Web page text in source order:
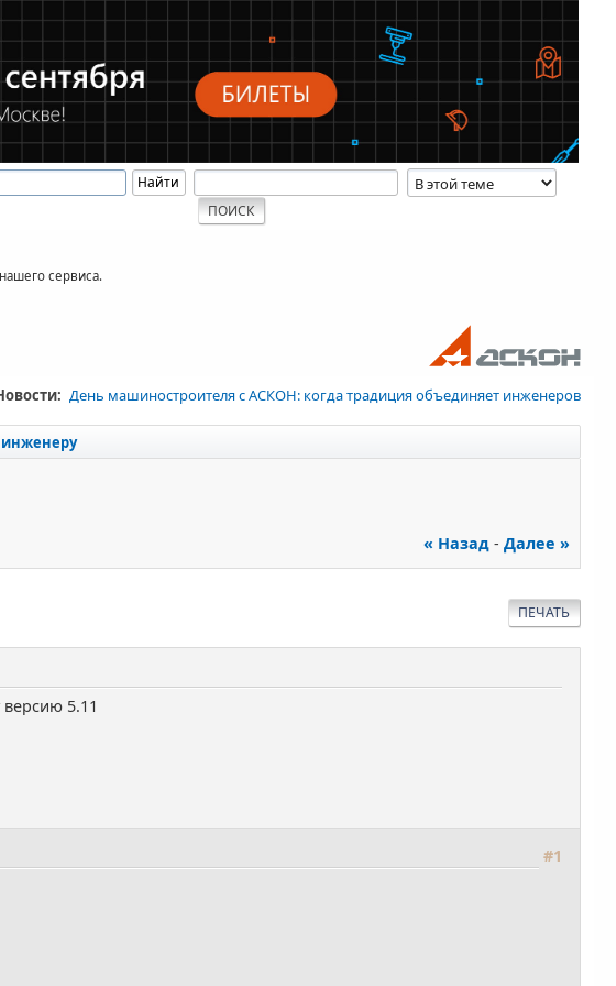
сервиса.
День машиностроителя с АСКОН: когда традиция объединяет инженеров
« Назад- Далее »
ПЕЧАТЬ
5.11
#1